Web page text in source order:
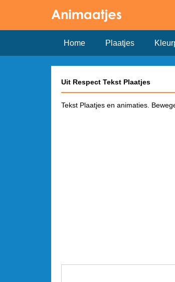
Home Plaatjes
Uit Respect Tekst Plaatjes
Tekst Plaatjes en animaties.